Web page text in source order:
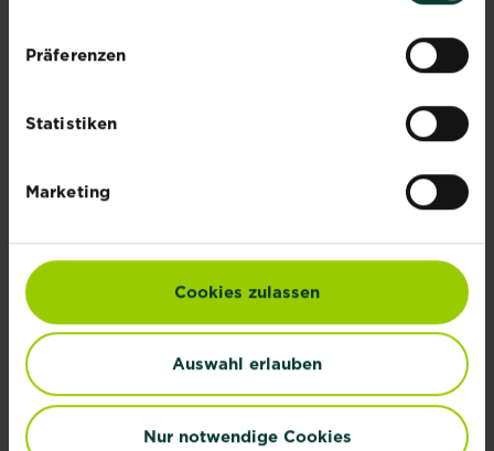
Präferenzen
Statistiken
Marketing
Cookies zulassen
Auswahl erlauben
Nur notwendige Cookies
SUBSTRALLangzeit Depotdünger für
Rhododendren & Hortensien
SUBSTRAL® Langzeit Depotdünger
Händler und Verfügbarkeit vergleichen